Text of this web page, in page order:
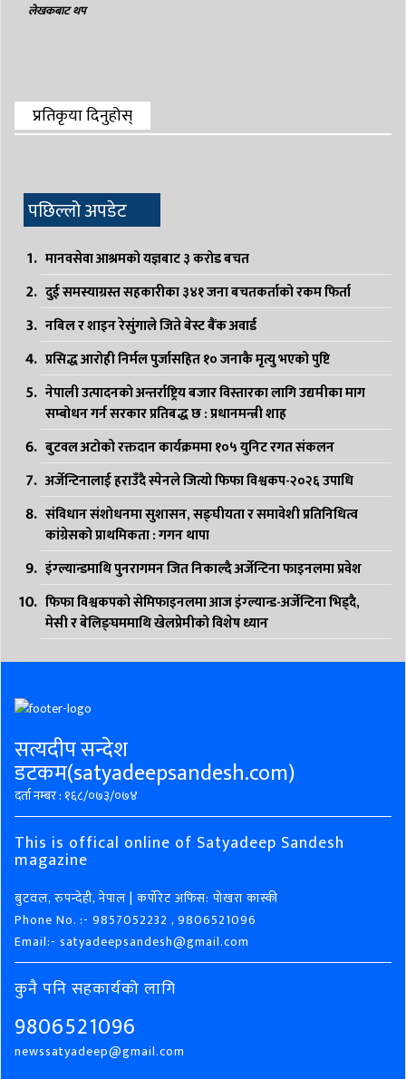
लेखकबाट थप
प्रतिकृया दिनुहोस्
पछिल्लो अपडेट
मानवसेवा आश्रमको यज्ञबाट ३ करोड बचत
दुई समस्याग्रस्त सहकारीका ३४१ जना बचतकर्ताको रकम फिर्ता
नबिल र शाइन रेसुंगाले जिते बेस्ट बैंक अवार्ड
प्रसिद्ध आरोही निर्मल पुर्जासहित १० जनाकै मृत्यु भएको पुष्टि
नेपाली उत्पादनको अन्तर्राष्ट्रिय बजार विस्तारका लागि उद्यमीका माग
सम्बोधन गर्न सरकार प्रतिबद्ध छ : प्रधानमन्त्री शाह
बुटवल अटोको रक्तदान कार्यक्रममा १०५ युनिट रगत संकलन
अर्जेन्टिनालाई हराउँदै स्पेनले जित्यो फिफा विश्वकप-२०२६ उपाधि
संविधान संशोधनमा सुशासन, सङ्घीयता र समावेशी प्रतिनिधित्व
कांग्रेसको प्राथमिकता : गगन थापा
इंग्ल्यान्डमाथि पुनरागमन जित निकाल्दै अर्जेन्टिना फाइनलमा प्रवेश
फिफा विश्वकपको सेमिफाइनलमा आज इंग्ल्यान्ड-अर्जेन्टिना भिड्दै,
मेसी र बेलिङ्घममाथि खेलप्रेमीको विशेष ध्यान
सत्यदीप सन्देश
डटकम(satyadeepsandesh.com)
दर्ता नम्बर : १६८/०७३/०७४
This is offical online of Satyadeep Sandesh
magazine
बुटवल, रुपन्देही, नेपाल | कर्पोरेट अफिस: पोखरा कास्की
Phone No. :- 9857052232 , 9806521096
Email:- satyadeepsandesh@gmail.com
कुनै पनि सहकार्यको लागि
9806521096
newssatyadeep@gmail.com